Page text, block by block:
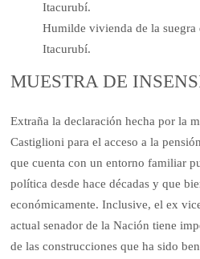
Humilde vivienda de la suegra
Itacurubí.
MUESTRA DE
Extraña la declaración hecha por la
Castiglioni para el acceso a la
que cuenta con un entorno familiar
política desde hace décadas y que
económica­mente. Inclusive, el ex
actual senador de la Nación tiene
de las construccio­nes que ha sido